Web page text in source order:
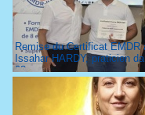
Remise du Certificat EMDR
Issahar HARDY, praticien
93